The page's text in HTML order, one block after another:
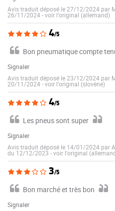
Avis traduit déposé le 27/12/2024 par
26/11/2024-voir l'original (allemand)
4/5
Bon pneumatique compte
Signaler
Avis traduit déposé le 23/12/2024 par
20/11/2024-voir l'original (slovène)
4/5
Les pneus sont super
Signaler
Avis traduit déposé le 14/01/2024 par
du 12/12/2023 -voir l'original
3/5
Bon marché et très bon
Signaler